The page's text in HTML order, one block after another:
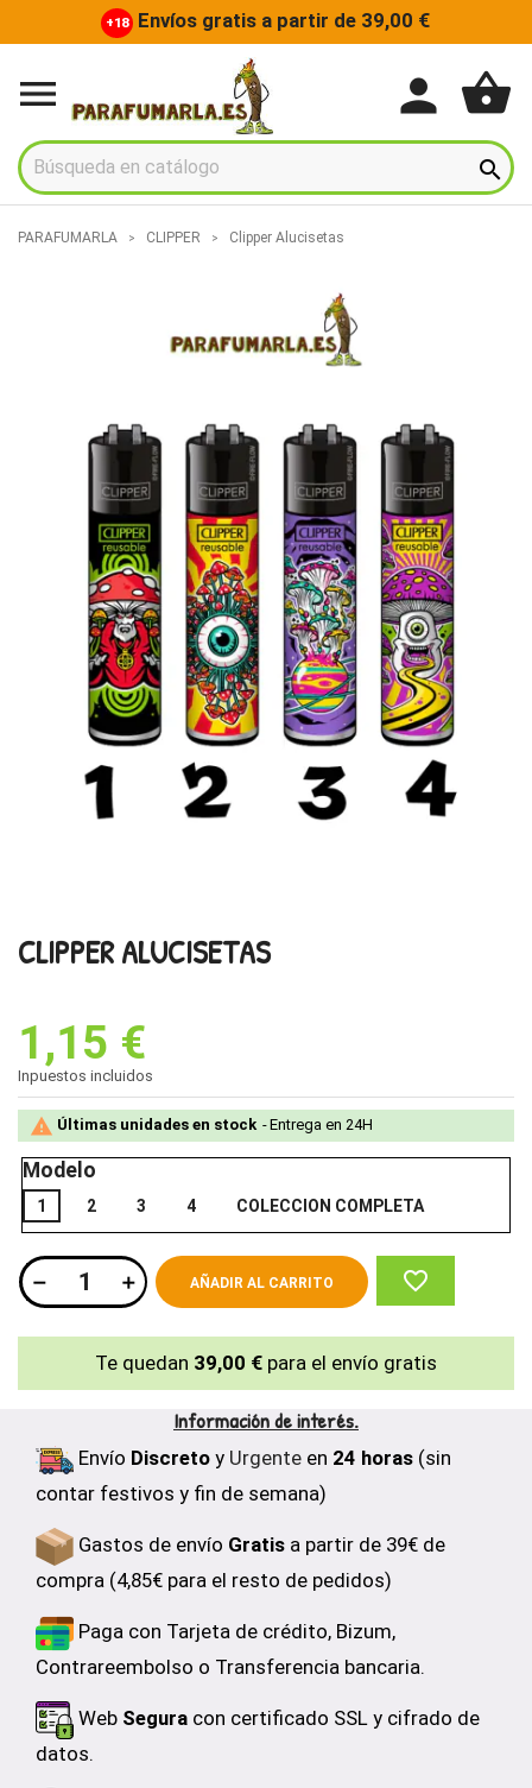
+18 Envíos gratis a partir de 39,00 €
 person shopping_basket

PARAFUMARLA CLIPPER Clipper Alucisetas
CLIPPER ALUCISETAS
1,15 €
Inpuestos incluidos
 Últimas unidades en stock Entrega en 24H
Modelo
1 2 3 4 COLECCION COMPLETA
AÑADIR AL CARRITO favorite_border
Te quedan 39,00 € para el envío gratis
Información de interés.
Envío Discreto y Urgente en 24 horas (sin
contar festivos y fin de semana)
Gastos de envío Gratis a partir de 39€ de
compra (4,85€ para el resto de pedidos)
Paga con Tarjeta de crédito, Bizum,
Contrareembolso o Transferencia bancaria.
Web Segura con certificado SSL y cifrado de
datos.